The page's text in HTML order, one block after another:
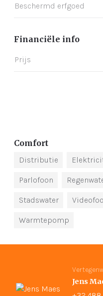
Beschermd erfgoed
Financiële info
Prijs
Comfort
Distributie
Parlofoon
Stadswater
Warmtepomp
Jens